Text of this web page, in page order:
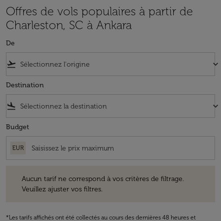
Offres de vols populaires à partir de
Charleston, SC à Ankara
De
flight_takeoff keyboard_arrow_down
Destination
flight_land keyboard_arrow_down
Budget
EUR
Aucun tarif ne correspond à vos critères de filtrage.
Veuillez ajuster vos filtres.
*Les tarifs affichés ont été collectés au cours des dernières 48 heures et